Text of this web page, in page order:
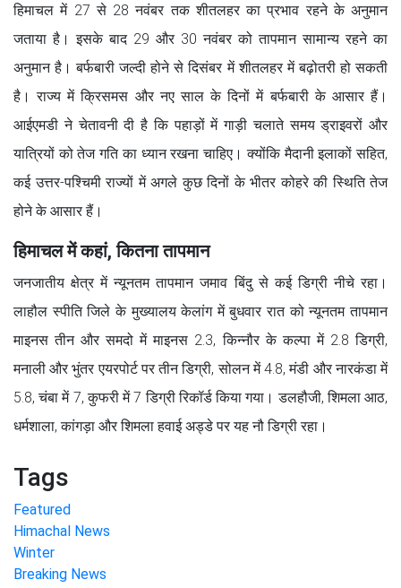
हिमाचल में 27 से 28 नवंबर तक शीतलहर का प्रभाव रहने के अनुमान
जताया है। इसके बाद 29 और 30 नवंबर को तापमान सामान्य रहने का
अनुमान है। बर्फबारी जल्दी होने से दिसंबर में शीतलहर में बढ़ोतरी हो सकती
है। राज्य में क्रिसमस और नए साल के दिनों में बर्फबारी के आसार हैं।
आईएमडी ने चेतावनी दी है कि पहाड़ों में गाड़ी चलाते समय ड्राइवरों और
यात्रियों को तेज गति का ध्यान रखना चाहिए। क्योंकि मैदानी इलाकों सहित,
कई उत्तर-पश्चिमी राज्यों में अगले कुछ दिनों के भीतर कोहरे की स्थिति तेज
होने के आसार हैं।
हिमाचल में कहां, कितना तापमान
जनजातीय क्षेत्र में न्यूनतम तापमान जमाव बिंदु से कई डिग्री नीचे रहा।
लाहौल स्पीति जिले के मुख्यालय केलांग में बुधवार रात को न्यूनतम तापमान
माइनस तीन और समदो में माइनस 2.3, किन्नौर के कल्पा में 2.8 डिग्री,
मनाली और भुंतर एयरपोर्ट पर तीन डिग्री, सोलन में 4.8, मंडी और नारकंडा में
5.8, चंबा में 7, कुफरी में 7 डिग्री रिकॉर्ड किया गया। डलहौजी, शिमला आठ,
धर्मशाला, कांगड़ा और शिमला हवाई अड्डे पर यह नौ डिग्री रहा।
Tags
Featured
Himachal News
Winter
Breaking News